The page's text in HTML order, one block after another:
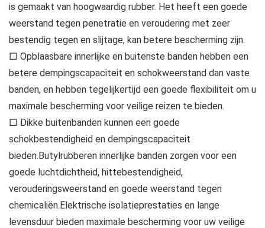
is gemaakt van hoogwaardig rubber. Het heeft een goede
weerstand tegen penetratie en veroudering met zeer
bestendig tegen en slijtage, kan betere bescherming zijn.
□ Opblaasbare innerlijke en buitenste banden hebben een
betere dempingscapaciteit en schokweerstand dan vaste
banden, en hebben tegelijkertijd een goede flexibiliteit om u
maximale bescherming voor veilige reizen te bieden.
□ Dikke buitenbanden kunnen een goede
schokbestendigheid en dempingscapaciteit
bieden.Butylrubberen innerlijke banden zorgen voor een
goede luchtdichtheid, hittebestendigheid,
verouderingsweerstand en goede weerstand tegen
chemicaliën.Elektrische isolatieprestaties en lange
levensduur bieden maximale bescherming voor uw veilige